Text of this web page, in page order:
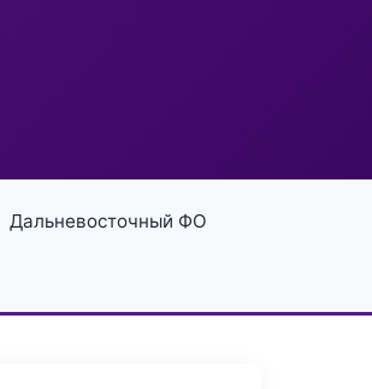
Дальневосточный ФО